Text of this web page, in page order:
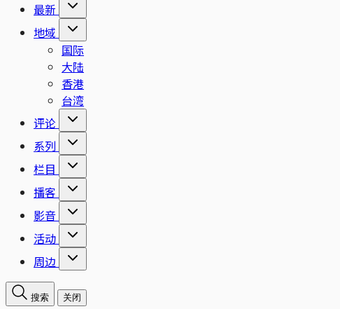
最新
地域
国际
大陆
香港
台湾
评论
系列
栏目
播客
影音
活动
周边
搜索 关闭